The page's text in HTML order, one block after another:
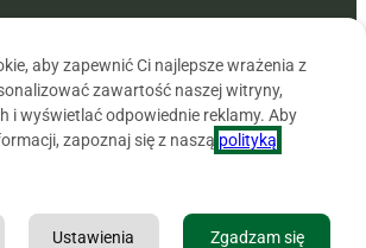
aby zapewnić Ci najlepsze wrażenia z
zawartość naszej witryny,
i wyświetlać odpowiednie reklamy. Aby
zapoznaj się z naszą polityką
Zgadzam się
Ustawienia